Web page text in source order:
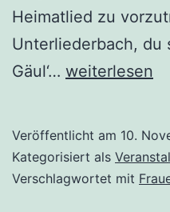
Heimatlied zu
Unterliederbach, du
Gäul‘… Die
Kaisersaal
des
weiterlesen
Veröffentlicht am 10.
Kategorisiert als
Verschlagwortet mit